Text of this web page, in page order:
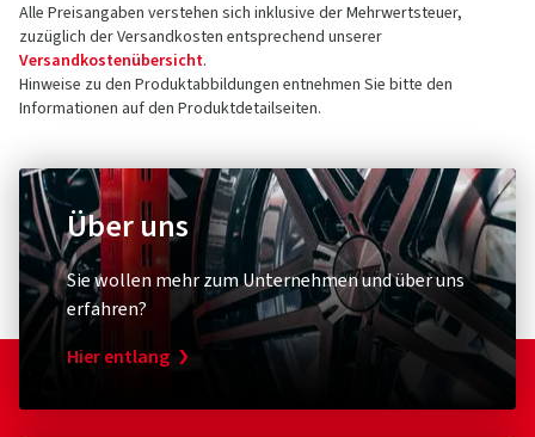
Alle Preisangaben verstehen sich inklusive der Mehrwertsteuer,
zuzüglich der Versandkosten entsprechend unserer
Versandkostenübersicht.
Hinweise zu den Produktabbildungen entnehmen Sie bitte den
Informationen auf den Produktdetailseiten.
Über uns
Sie wollen mehr zum Unternehmen und über uns
erfahren?
Hier entlang